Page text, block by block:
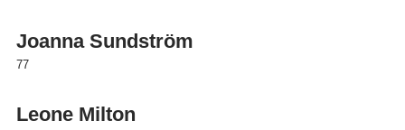
Joanna Sundström
77
Leone Milton